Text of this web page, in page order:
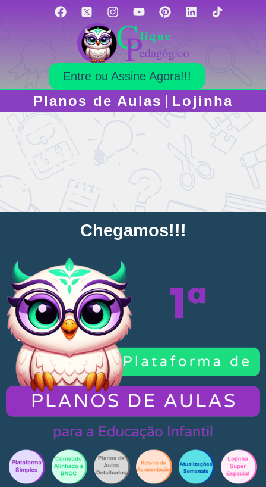
Entre ou Assine Agora!!!
Planos de Aulas Lojinha
ÁRVORE
GENEALÓGICA_PLA-
ID-02-0001-AD
Chegamos!!!